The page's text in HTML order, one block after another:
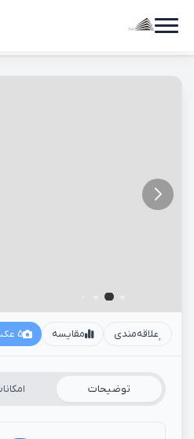
سه خواب 180 متر / آپادانا
علاقه‌مندی مقایسه 5 عکس
توضیحات
حساب